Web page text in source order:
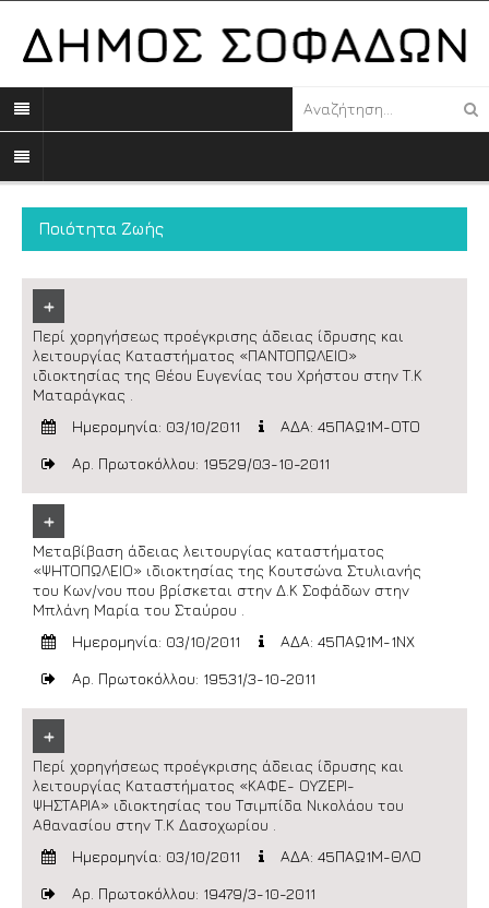
Ποιότητα Ζωής
+
Περί χορηγήσεως προέγκρισης άδειας ίδρυσης και
λειτουργίας Καταστήματος «ΠΑΝΤΟΠΩΛΕΙΟ»
ιδιοκτησίας της Θέου Ευγενίας του Χρήστου στην Τ.Κ
Ματαράγκας .
Ημερομηνία: 03/10/2011
ΑΔΑ: 45ΠΑΩ1Μ-ΟΤΟ
Αρ. Πρωτοκόλλου: 19529/03-10-2011
+
Μεταβίβαση άδειας λειτουργίας καταστήματος
«ΨΗΤΟΠΩΛΕΙΟ» ιδιοκτησίας της Κουτσώνα Στυλιανής
του Κων/νου που βρίσκεται στην Δ.Κ Σοφάδων στην
Μπλάνη Μαρία του Σταύρου .
Ημερομηνία: 03/10/2011
ΑΔΑ: 45ΠΑΩ1Μ-1ΝΧ
Αρ. Πρωτοκόλλου: 19531/3-10-2011
+
Περί χορηγήσεως προέγκρισης άδειας ίδρυσης και
λειτουργίας Καταστήματος «ΚΑΦΕ- ΟΥΖΕΡΙ-
ΨΗΣΤΑΡΙΑ» ιδιοκτησίας του Τσιμπίδα Νικολάου του
Αθανασίου στην Τ.Κ Δασοχωρίου .
Ημερομηνία: 03/10/2011
ΑΔΑ: 45ΠΑΩ1Μ-ΘΛΟ
Αρ. Πρωτοκόλλου: 19479/3-10-2011